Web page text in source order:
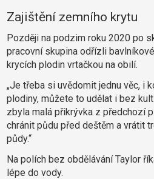
Zajištění zemního krytu
Později na podzim roku 2020 po
pracovní skupina odřízli
krycích plodin vrtačkou na obilí.
„Je třeba si uvědomit jednu věc, i
plodiny, můžete to udělat i bez
zbyla malá přikrývka z předchozí
chránit půdu před deštěm a vrátit
půdy.“
Na polích bez obdělávání Taylor
lépe do vody.